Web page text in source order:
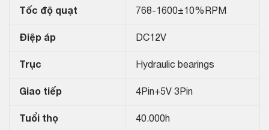
Tốc độ quạt 768-1600±10%RPM
Điệp áp DC12V
Trục Hydraulic bearings
Giao tiếp 4Pin+5V 3Pin
Tuổi thọ 40.000h